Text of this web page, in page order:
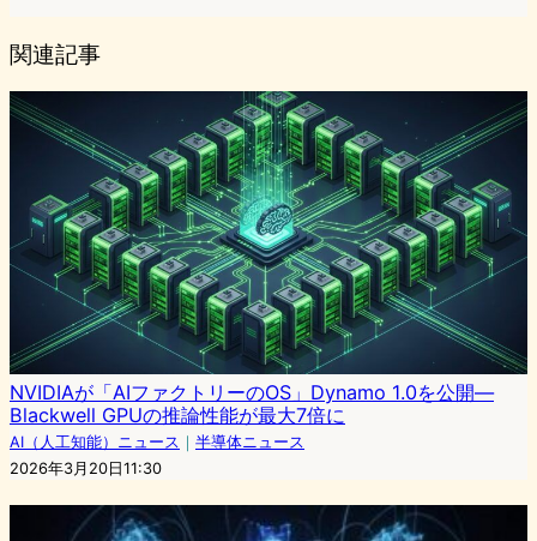
関連記事
NVIDIAが「AIファクトリーのOS」Dynamo 1.0を公開—
Blackwell GPUの推論性能が最大7倍に
AI（人工知能）ニュース ｜ 半導体ニュース
2026年3月20日11:30